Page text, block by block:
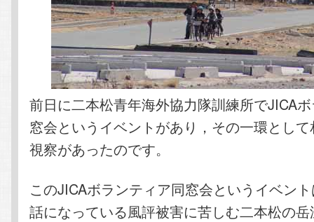
前日に二本松青年海外協力隊訓練所でJICA
窓会というイベントがあり，その一環とし
視察があったのです。
このJICAボランティア同窓会というイベン
話になっている風評被害に苦しむ二本松の